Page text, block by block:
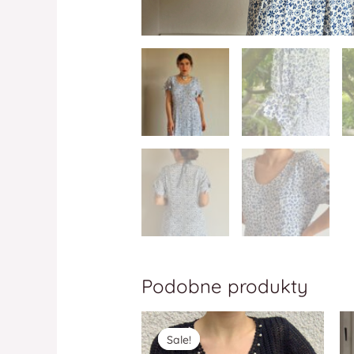
Podobne produkty
Sale!
Sale!